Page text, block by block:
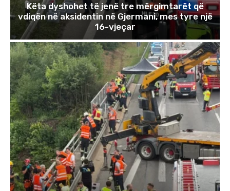
Këta dyshohet të jenë tre mërgimtarët që
vdiqën në aksidentin në Gjermani, mes tyre një
16-vjeçar